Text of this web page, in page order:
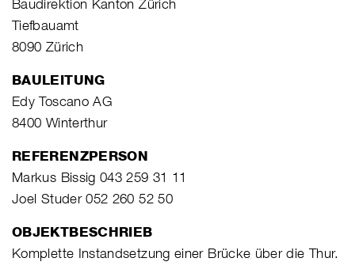
Baudirektion Kanton Zürich
Tiefbauamt
8090 Zürich
BAULEITUNG
Edy Toscano AG
8400 Winterthur
REFERENZPERSON
Markus Bissig 043 259 31 11
Joel Studer 052 260 52 50
OBJEKTBESCHRIEB
Komplette Instandsetzung einer Brücke über die Thur.